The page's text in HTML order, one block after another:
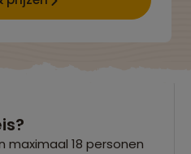
maximaal 18 personen